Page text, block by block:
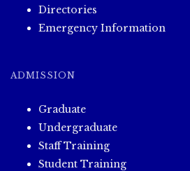
Directories
Emergency Information
ADMISSION
Graduate
Undergraduate
Staff Training
Student Training